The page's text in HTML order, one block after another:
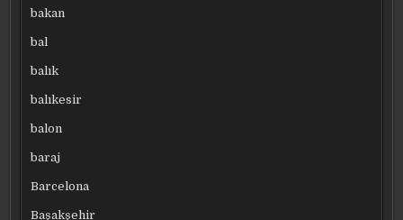
bakan
bal
balık
balıkesir
balon
baraj
Barcelona
Başakşehir